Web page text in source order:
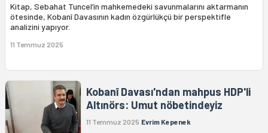
Kitap, Sebahat Tuncel’in mahkemedeki savunmalarını aktarmanın
ötesinde, Kobanî Davasının kadın özgürlükçü bir perspektifle
analizini yapıyor.
11 Temmuz 2025
Kobanî Davası'ndan mahpus HDP'li
Altınörs: Umut nöbetindeyiz
11 Temmuz 2025 Evrim Kepenek